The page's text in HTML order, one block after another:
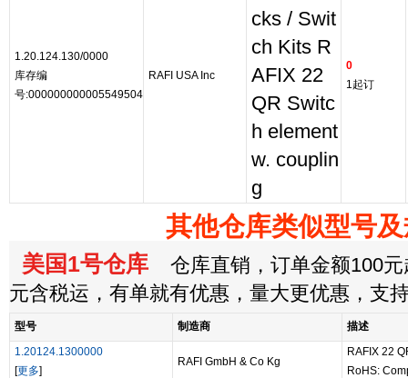
1.20.124.130/0000
库存编
号:000000000005549504
RAFI USA Inc
cks / Swit
ch Kits R
AFIX 22
QR Switc
h element
w. couplin
g
0
1起订
其他仓库类似型号
美国1号仓库 仓库直销，订单金额100元
元含税运，有单就有优惠，量大更优惠，支
型号 制造商
描述
1.20124.1300000
[更多]
RAFI GmbH & Co Kg
RAFIX 22
RoHS: